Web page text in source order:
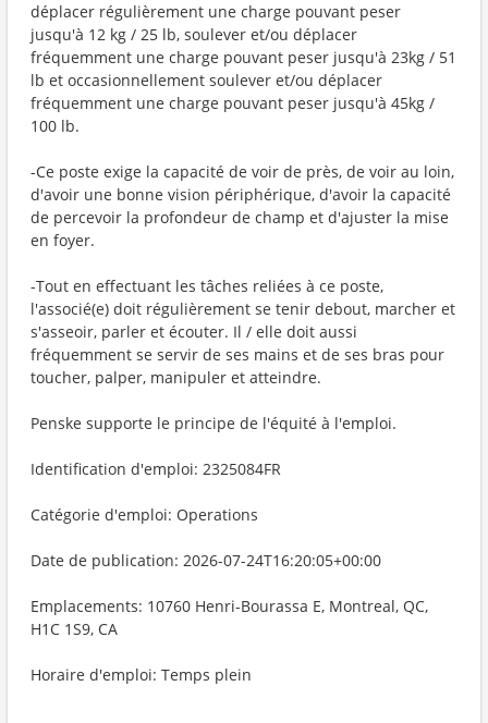
déplacer régulièrement une charge pouvant peser
jusqu'à 12 kg / 25 lb, soulever et/ou déplacer
fréquemment une charge pouvant peser jusqu'à 23kg / 51
lb et occasionnellement soulever et/ou déplacer
fréquemment une charge pouvant peser jusqu'à 45kg /
100 lb.
-Ce poste exige la capacité de voir de près, de voir au loin,
d'avoir une bonne vision périphérique, d'avoir la capacité
de percevoir la profondeur de champ et d'ajuster la mise
en foyer.
-Tout en effectuant les tâches reliées à ce poste,
l'associé(e) doit régulièrement se tenir debout, marcher et
s'asseoir, parler et écouter. Il / elle doit aussi
fréquemment se servir de ses mains et de ses bras pour
toucher, palper, manipuler et atteindre.
Penske supporte le principe de l'équité à l'emploi.
Identification d'emploi: 2325084FR
Catégorie d'emploi: Operations
Date de publication: 2026-07-24T16:20:05+00:00
Emplacements: 10760 Henri-Bourassa E, Montreal, QC,
H1C 1S9, CA
Horaire d'emploi: Temps plein